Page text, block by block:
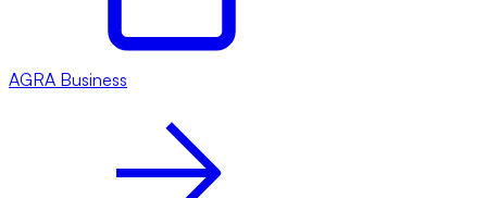
AGRA Business